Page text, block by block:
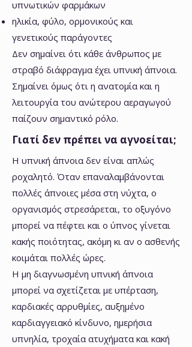
υπνωτικών φαρμάκων
ηλικία, φύλο, ορμονικούς και
γενετικούς παράγοντες
Δεν σημαίνει ότι κάθε άνθρωπος με
στραβό διάφραγμα έχει υπνική άπνοια.
Σημαίνει όμως ότι η ανατομία και η
λειτουργία του ανώτερου αεραγωγού
παίζουν σημαντικό ρόλο.
Γιατί δεν πρέπει να αγνοείται;
Η υπνική άπνοια δεν είναι απλώς
ροχαλητό. Όταν επαναλαμβάνονται
πολλές άπνοιες μέσα στη νύχτα, ο
οργανισμός στρεσάρεται, το οξυγόνο
μπορεί να πέφτει και ο ύπνος γίνεται
κακής ποιότητας, ακόμη κι αν ο ασθενής
κοιμάται πολλές ώρες.
Η μη διαγνωσμένη υπνική άπνοια
μπορεί να σχετίζεται με υπέρταση,
καρδιακές αρρυθμίες, αυξημένο
καρδιαγγειακό κίνδυνο, ημερήσια
υπνηλία, τροχαία ατυχήματα και κακή